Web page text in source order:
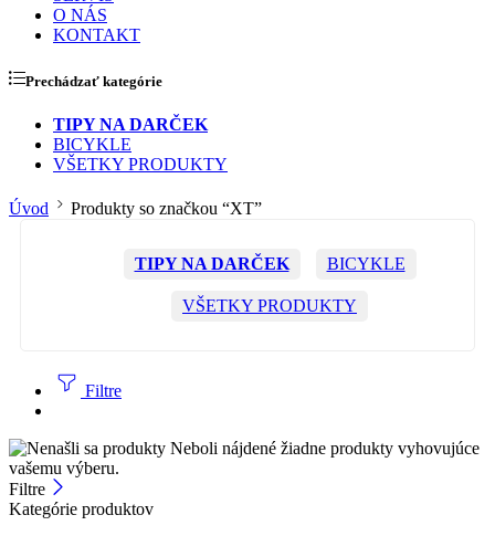
O NÁS
KONTAKT
Prechádzať kategórie
TIPY NA DARČEK
BICYKLE
VŠETKY PRODUKTY
Úvod Produkty so značkou “XT”
TIPY NA DARČEK BICYKLE
VŠETKY PRODUKTY
Filtre
Neboli nájdené žiadne produkty vyhovujúce
vašemu výberu.
Filtre
Kategórie produktov